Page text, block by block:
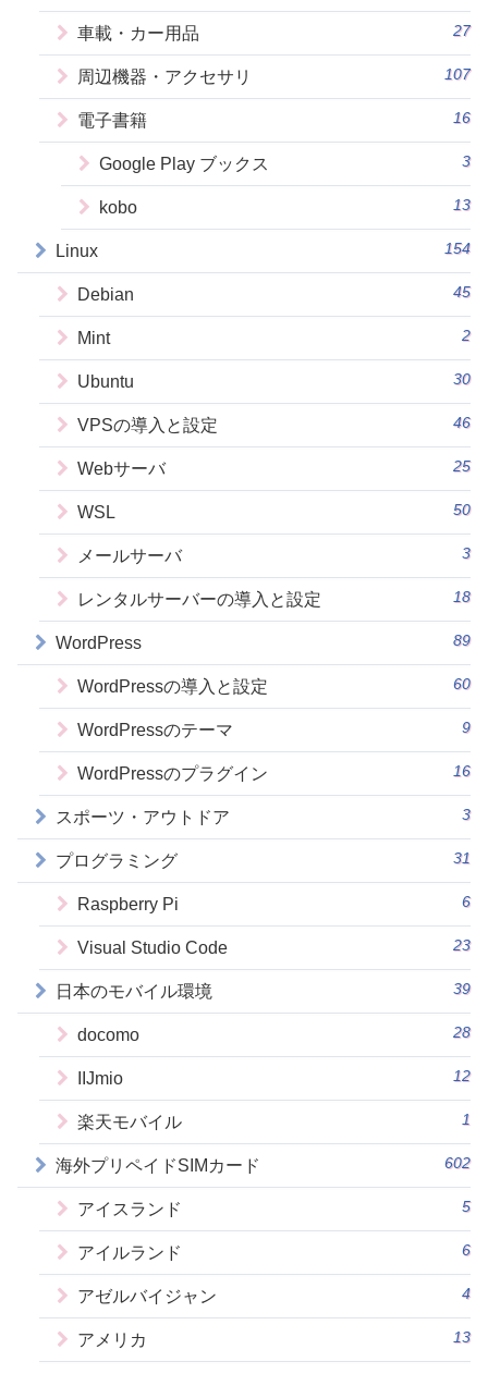
車載・カー用品 27
周辺機器・アクセサリ 107
電子書籍 16
Google Play ブックス 3
kobo 13
Linux 154
Debian 45
Mint 2
Ubuntu 30
VPSの導入と設定 46
Webサーバ 25
WSL 50
メールサーバ 3
レンタルサーバーの導入と設定 18
WordPress 89
WordPressの導入と設定 60
WordPressのテーマ 9
WordPressのプラグイン 16
スポーツ・アウトドア 3
プログラミング 31
Raspberry Pi 6
Visual Studio Code 23
日本のモバイル環境 39
docomo 28
IIJmio 12
楽天モバイル 1
海外プリペイドSIMカード 602
アイスランド 5
アイルランド 6
アゼルバイジャン 4
アメリカ 13